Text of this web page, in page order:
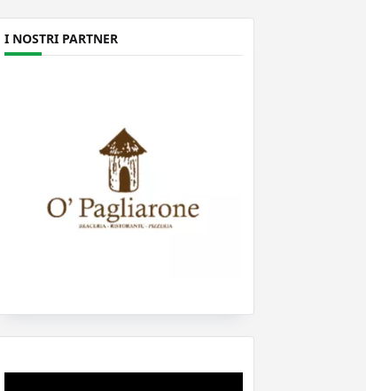
I NOSTRI PARTNER